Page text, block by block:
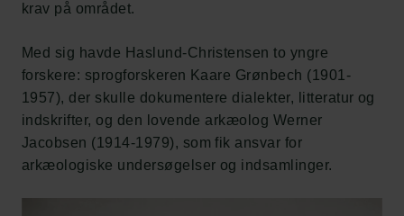
krav på området.
Med sig havde Haslund-Christensen to yngre
forskere: sprogforskeren Kaare Grønbech (1901-
1957), der skulle dokumentere dialekter, litteratur og
indskrifter, og den lovende arkæolog Werner
Jacobsen (1914-1979), som fik ansvar for
arkæologiske undersøgelser og indsamlinger.